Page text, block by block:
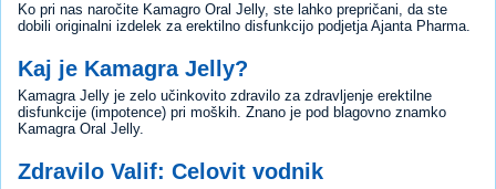
Ko pri nas naročite Kamagro Oral Jelly, ste lahko prepričani, da ste
dobili originalni izdelek za erektilno disfunkcijo podjetja Ajanta Pharma.
Kaj je Kamagra Jelly?
Kamagra Jelly je zelo učinkovito zdravilo za zdravljenje erektilne
disfunkcije (impotence) pri moških. Znano je pod blagovno znamko
Kamagra Oral Jelly.
Zdravilo Valif: Celovit vodnik